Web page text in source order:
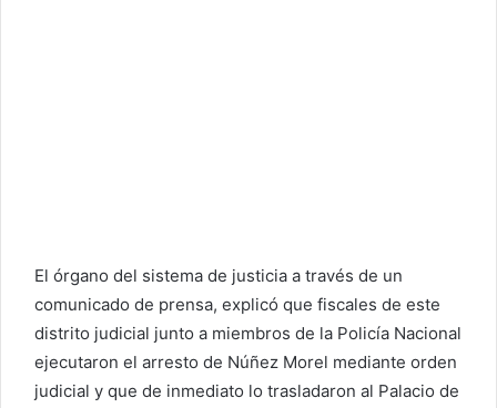
El órgano del sistema de justicia a través de un
comunicado de prensa, explicó que fiscales de este
distrito judicial junto a miembros de la Policía Nacional
ejecutaron el arresto de Núñez Morel mediante orden
judicial y que de inmediato lo trasladaron al Palacio de